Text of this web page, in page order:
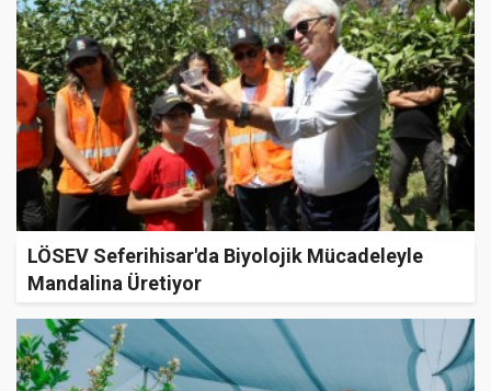
LÖSEV Seferihisar'da Biyolojik Mücadeleyle
Mandalina Üretiyor